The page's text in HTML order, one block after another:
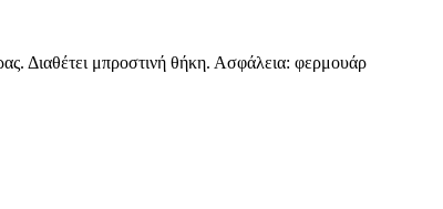
Διαθέτει μπροστινή θήκη. Ασφάλεια: φερμουάρ